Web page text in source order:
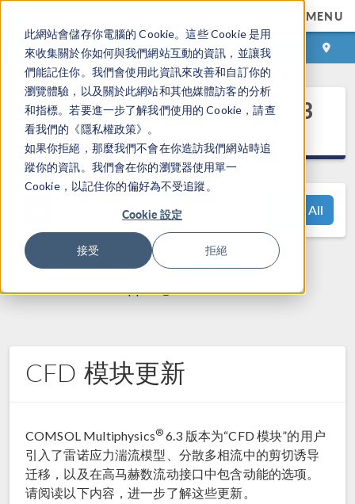
此網站會儲存你電腦的 Cookie。這些 Cookie 是用
來收集關於你如何與我們網站互動的資訊，並讓我
們能記住你。我們會使用此資訊來改善和自訂你的
瀏覽體驗，以及關於此網站和其他媒體訪客的分析
和指標。若要進一步了解我們使用的 Cookie，請查
看我們的《隱私權政策》。
如果你拒絕，那麼我們不會在你造訪我們網站時追
蹤你的資訊。我們會在你的瀏覽器使用單一
Cookie，以記住你的偏好為不受追蹤。
Cookie 設定
接受 拒絕
MENU
登录 咨询与购买
COMSOL Multiphysics® 6.3
发布亮点
View All
如有问题，请与我们联系：
support@comsol.com
CFD 模块更新
COMSOL Multiphysics® 6.3 版本为“CFD 模块”的用户
引入了雷诺应力湍流模型、分散多相流中的剪切诱导
迁移，以及在高马赫数流动接口中包含动能的选项。
请阅读以下内容，进一步了解这些更新。